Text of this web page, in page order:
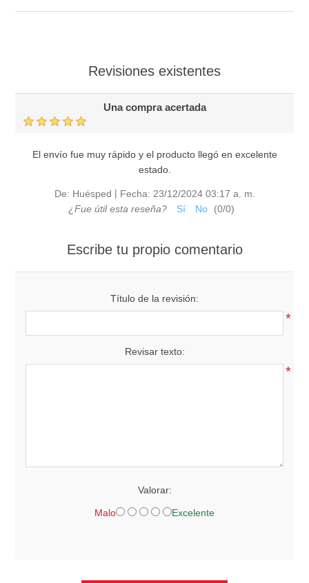
Revisiones existentes
Una compra acertada
El envío fue muy rápido y el producto llegó en excelente
estado.
De: Huésped | Fecha: 23/12/2024 03:17 a. m.
¿Fue útil esta reseña?
Sí No (0/0)
Escribe tu propio comentario
Título de la revisión:
*
Revisar texto:
*
Valorar:
Malo Excelente